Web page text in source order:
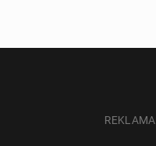
REKLAMA